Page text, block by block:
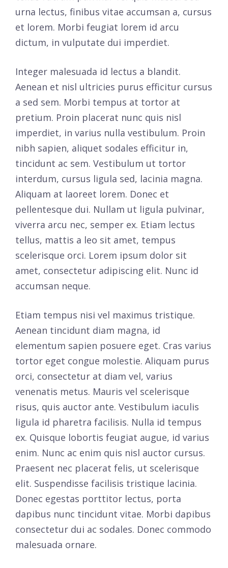
urna lectus, finibus vitae accumsan a, cursus
et lorem. Morbi feugiat lorem id arcu
dictum, in vulputate dui imperdiet.
Integer malesuada id lectus a blandit.
Aenean et nisl ultricies purus efficitur cursus
a sed sem. Morbi tempus at tortor at
pretium. Proin placerat nunc quis nisl
imperdiet, in varius nulla vestibulum. Proin
nibh sapien, aliquet sodales efficitur in,
tincidunt ac sem. Vestibulum ut tortor
interdum, cursus ligula sed, lacinia magna.
Aliquam at laoreet lorem. Donec et
pellentesque dui. Nullam ut ligula pulvinar,
viverra arcu nec, semper ex. Etiam lectus
tellus, mattis a leo sit amet, tempus
scelerisque orci. Lorem ipsum dolor sit
amet, consectetur adipiscing elit. Nunc id
accumsan neque.
Etiam tempus nisi vel maximus tristique.
Aenean tincidunt diam magna, id
elementum sapien posuere eget. Cras varius
tortor eget congue molestie. Aliquam purus
orci, consectetur at diam vel, varius
venenatis metus. Mauris vel scelerisque
risus, quis auctor ante. Vestibulum iaculis
ligula id pharetra facilisis. Nulla id tempus
ex. Quisque lobortis feugiat augue, id varius
enim. Nunc ac enim quis nisl auctor cursus.
Praesent nec placerat felis, ut scelerisque
elit. Suspendisse facilisis tristique lacinia.
Donec egestas porttitor lectus, porta
dapibus nunc tincidunt vitae. Morbi dapibus
consectetur dui ac sodales. Donec commodo
malesuada ornare.